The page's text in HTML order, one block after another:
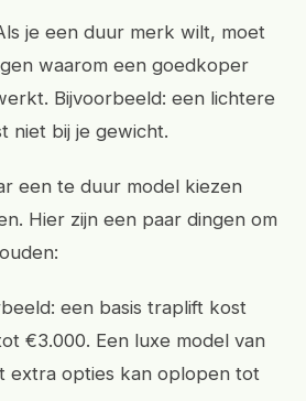
je een duur merk wilt, moet
waarom een goedkoper
Bijvoorbeeld: een lichtere
niet bij je gewicht.
een te duur model kiezen
Hier zijn een paar dingen om
een basis traplift kost
€3.000. Een luxe model van
extra opties kan oplopen tot